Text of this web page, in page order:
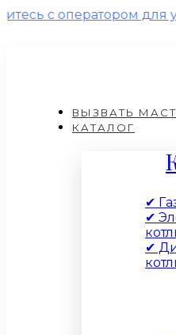
для
ВЫЗВАТЬ
КАТАЛОГ
✔
✔
✔